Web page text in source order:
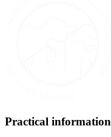
Practical information